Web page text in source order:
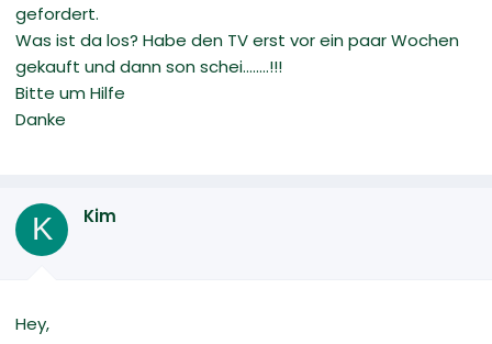
gefordert.
Was ist da los? Habe den TV erst vor ein paar Wochen
gekauft und dann son schei........!!!
Bitte um Hilfe
Danke
K Kim
Hey,